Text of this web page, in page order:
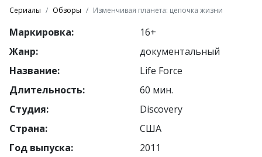
Сериалы Обзоры Изменчивая планета: цепочка жизни
Маркировка:
16+
Жанр:
документальный
Название:
Life Force
Длительность:
60 мин.
Студия:
Discovery
Страна:
США
Год выпуска:
2011